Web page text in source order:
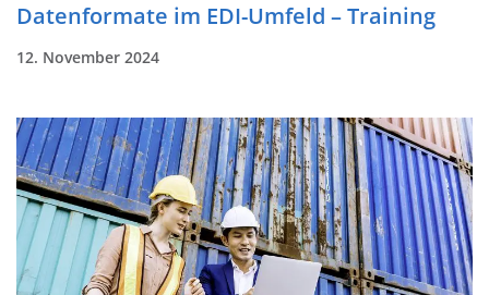
Datenformate im EDI-Umfeld – Training
12. November 2024